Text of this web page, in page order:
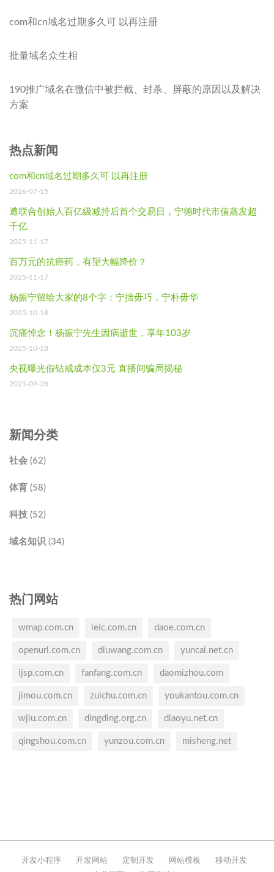
com和cn域名过期多久可 以再注册
批量域名众生相
190推广域名在微信中被拦截、封杀、屏蔽的原因以及解决
方案
热点新闻
com和cn域名过期多久可 以再注册
2026-07-15
遭联合创始人百亿级减持后首个交易日，宁德时代市值蒸发超
千亿
2025-11-17
百万元的抗癌药，有望大幅降价？
2025-11-17
杨振宁留给大家的8个字：宁拙毋巧，宁朴毋华
2025-10-18
沉痛悼念！杨振宁先生因病逝世，享年103岁
2025-10-18
央视曝光假钻戒成本仅3元 直播间骗局揭秘
2025-09-28
新闻分类
社会 (62)
体育 (58)
科技 (52)
域名知识 (34)
热门网站
wmap.com.cn ieic.com.cn daoe.com.cn
openurl.com.cn diuwang.com.cn yuncai.net.cn
ijsp.com.cn fanfang.com.cn daomizhou.com
jimou.com.cn zuichu.com.cn youkantou.com.cn
wjiu.com.cn dingding.org.cn diaoyu.net.cn
qingshou.com.cn yunzou.com.cn misheng.net
开发小程序 开发网站 定制开发 网站模板
移动开发